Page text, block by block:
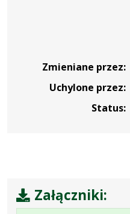
Zmieniane przez:
Uchylone przez:
Status:
Załączniki: